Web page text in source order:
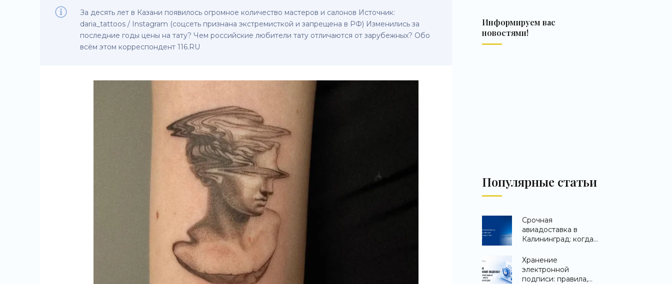
За десять лет в Казани появилось огромное количество мастеров и салонов Источник:
daria_tattoos / Instagram (соцсеть признана экстремисткой и запрещена в РФ) Изменились за
последние годы цены на тату? Чем российские любители тату отличаются от зарубежных? Обо
всём этом корреспондент 116.RU
Информируем вас
новостями!
Популярные статьи
Срочная
авиадоставка в
Калининград: когда
Хранение
электронной
подписи: правила,